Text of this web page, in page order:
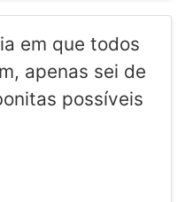
em que todos
apenas sei de
possíveis